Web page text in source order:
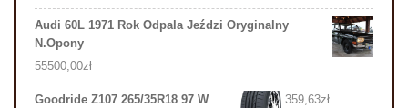
Audi 60L 1971 Rok Odpala Jeździ Oryginalny
N.Opony
55500,00zł
Goodride Z107 265/35R18 97 W 359,63zł